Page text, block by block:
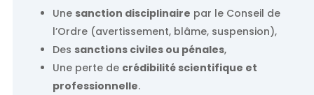
Une sanction disciplinaire par le Conseil de
l’Ordre (avertissement, blâme, suspension),
Des sanctions civiles ou pénales,
Une perte de crédibilité scientifique et
professionnelle.